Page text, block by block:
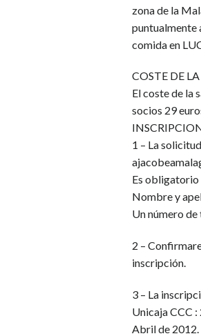
zona de la
puntualmente
comida en
COSTE DE
El coste de la
socios 29
1 – La
Es obligatorio
Nombre y
Un número
2 –
inscripción.
3 – La
Unicaja CCC
Abril de 2012.